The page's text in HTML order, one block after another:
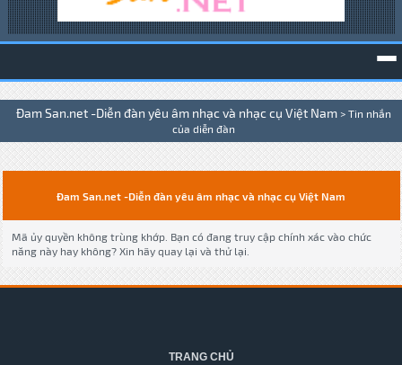
Đam San.net -Diễn đàn yêu âm nhạc và nhạc cụ Việt Nam > Tin nhắn
của diễn đàn
Đam San.net -Diễn đàn yêu âm nhạc và nhạc cụ Việt Nam
Mã ủy quyền không trùng khớp. Bạn có đang truy cập chính xác vào chức
năng này hay không? Xin hãy quay lại và thử lại.
TRANG CHỦ